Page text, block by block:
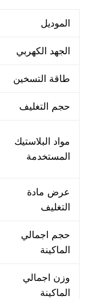
الموديل
الجهد الكهربي
طاقة التسخين
حجم التغليف
مواد البلاستيك
المستخدمة
عرض مادة
التغليف
حجم اجمالي
الماكينة
وزن اجمالي
الماكينة